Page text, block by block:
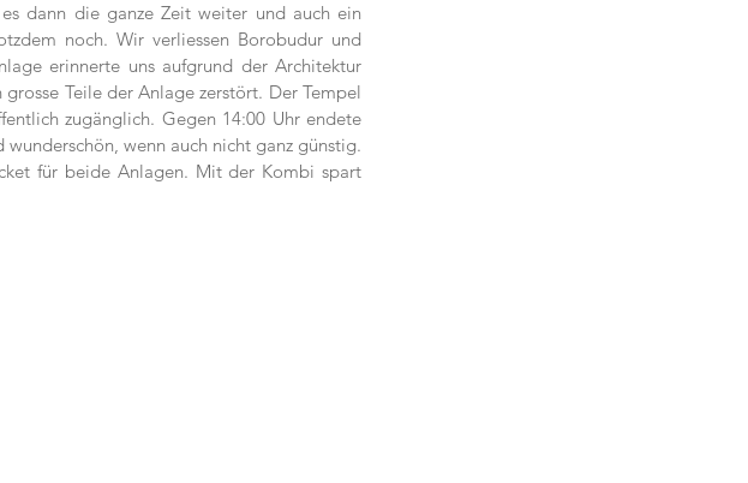
dann die ganze Zeit weiter und auch ein
noch. Wir verliessen Borobudur und
erinnerte uns aufgrund der Architektur
Teile der Anlage zerstört. Der Tempel
zugänglich. Gegen 14:00 Uhr endete
wenn auch nicht ganz günstig.
für beide Anlagen. Mit der Kombi spart